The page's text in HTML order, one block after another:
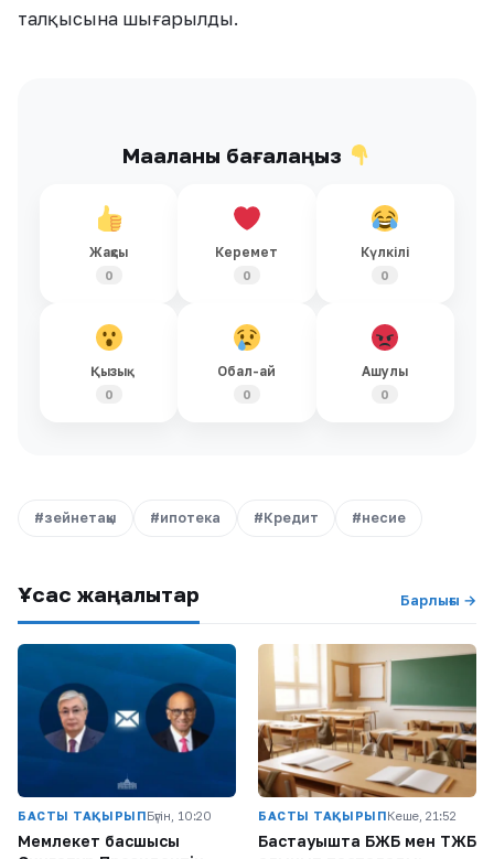
талқысына шығарылды.
Мақаланы бағалаңыз
Жақсы
0
Керемет
0
Күлкілі
0
Қызық
0
Обал-ай
0
Ашулы
0
#зейнетақы #ипотека #Кредит #несие
Ұқсас жаңалықтар Барлығы →
БАСТЫ ТАҚЫРЫПБүгін, 10:20
Мемлекет басшысы
БАСТЫ ТАҚЫРЫПКеше, 21:52
Бастауышта БЖБ мен ТЖБ